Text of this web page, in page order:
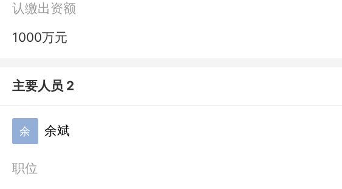
认缴出资额
1000万元
主要人员 2
余 余斌
职位